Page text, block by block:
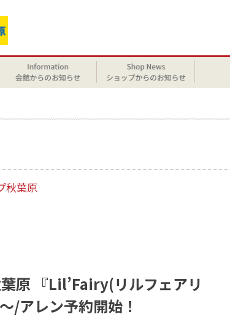
秋葉原
原 『Lil’Fairy(リルフェアリ
/アレン予約開始！